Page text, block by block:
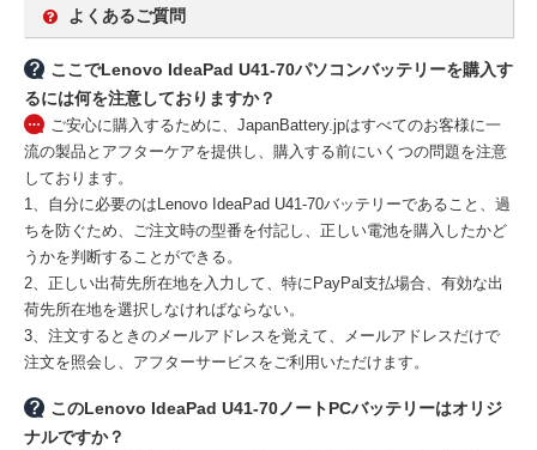
よくあるご質問
ここでLenovo IdeaPad U41-70パソコンバッテリーを購入す
るには何を注意しておりますか？
ご安心に購入するために、JapanBattery.jpはすべてのお客様に一
流の製品とアフターケアを提供し、購入する前にいくつの問題を注意
しております。
1、自分に必要のはLenovo IdeaPad U41-70バッテリーであること、過
ちを防ぐため、ご注文時の型番を付記し、正しい電池を購入したかど
うかを判断することができる。
2、正しい出荷先所在地を入力して、特にPayPal支払場合、有効な出
荷先所在地を選択しなければならない。
3、注文するときのメールアドレスを覚えて、メールアドレスだけで
注文を照会し、アフターサービスをご利用いただけます。
このLenovo IdeaPad U41-70ノートPCバッテリーはオリジ
ナルですか？